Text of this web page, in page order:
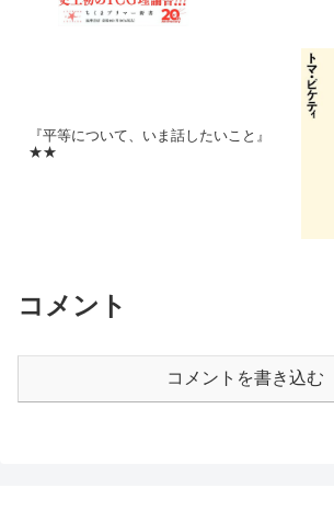
『平等について、いま話したいこと』
★★
コメント
コメントを書き込む